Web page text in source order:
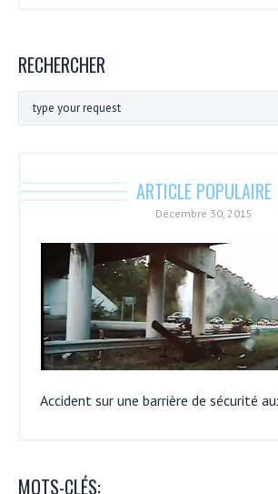
RECHERCHER
ARTICLE POPULAIRE
Décembre 30, 2015
Accident sur une barrière de sécurité
MOTS-CLÉS: